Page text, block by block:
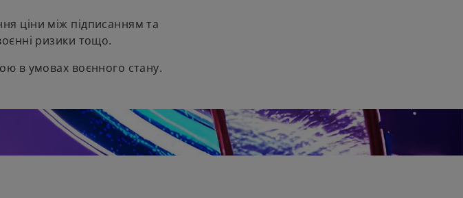
ціни між підписанням та
ризики тощо.
в умовах воєнного стану.